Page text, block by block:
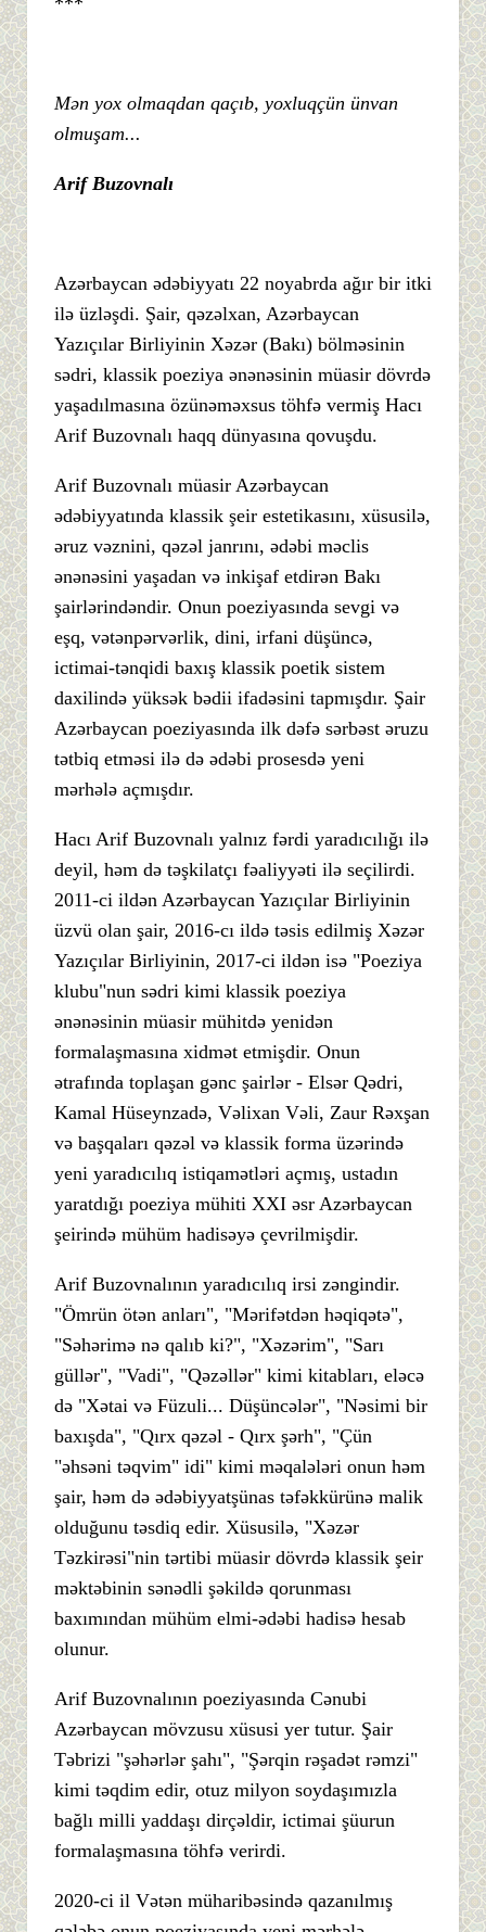
Mən yox olmaqdan qaçıb, yoxluqçün ünvan
olmuşam...
Arif Buzovnalı
Azərbaycan ədəbiyyatı 22 noyabrda ağır bir itki
ilə üzləşdi. Şair, qəzəlxan, Azərbaycan
Yazıçılar Birliyinin Xəzər (Bakı) bölməsinin
sədri, klassik poeziya ənənəsinin müasir dövrdə
yaşadılmasına özünəməxsus töhfə vermiş Hacı
Arif Buzovnalı haqq dünyasına qovuşdu.
Arif Buzovnalı müasir Azərbaycan
ədəbiyyatında klassik şeir estetikasını, xüsusilə,
əruz vəznini, qəzəl janrını, ədəbi məclis
ənənəsini yaşadan və inkişaf etdirən Bakı
şairlərindəndir. Onun poeziyasında sevgi və
eşq, vətənpərvərlik, dini, irfani düşüncə,
ictimai-tənqidi baxış klassik poetik sistem
daxilində yüksək bədii ifadəsini tapmışdır. Şair
Azərbaycan poeziyasında ilk dəfə sərbəst əruzu
tətbiq etməsi ilə də ədəbi prosesdə yeni
mərhələ açmışdır.
Hacı Arif Buzovnalı yalnız fərdi yaradıcılığı ilə
deyil, həm də təşkilatçı fəaliyyəti ilə seçilirdi.
2011-ci ildən Azərbaycan Yazıçılar Birliyinin
üzvü olan şair, 2016-cı ildə təsis edilmiş Xəzər
Yazıçılar Birliyinin, 2017-ci ildən isə "Poeziya
klubu"nun sədri kimi klassik poeziya
ənənəsinin müasir mühitdə yenidən
formalaşmasına xidmət etmişdir. Onun
ətrafında toplaşan gənc şairlər - Elsər Qədri,
Kamal Hüseynzadə, Vəlixan Vəli, Zaur Rəxşan
və başqaları qəzəl və klassik forma üzərində
yeni yaradıcılıq istiqamətləri açmış, ustadın
yaratdığı poeziya mühiti XXI əsr Azərbaycan
şeirində mühüm hadisəyə çevrilmişdir.
Arif Buzovnalının yaradıcılıq irsi zəngindir.
"Ömrün ötən anları", "Mərifətdən həqiqətə",
"Səhərimə nə qalıb ki?", "Xəzərim", "Sarı
güllər", "Vadi", "Qəzəllər" kimi kitabları, eləcə
də "Xətai və Füzuli... Düşüncələr", "Nəsimi bir
baxışda", "Qırx qəzəl - Qırx şərh", "Çün
"əhsəni təqvim" idi" kimi məqalələri onun həm
şair, həm də ədəbiyyatşünas təfəkkürünə malik
olduğunu təsdiq edir. Xüsusilə, "Xəzər
Təzkirəsi"nin tərtibi müasir dövrdə klassik şeir
məktəbinin sənədli şəkildə qorunması
baxımından mühüm elmi-ədəbi hadisə hesab
olunur.
Arif Buzovnalının poeziyasında Cənubi
Azərbaycan mövzusu xüsusi yer tutur. Şair
Təbrizi "şəhərlər şahı", "Şərqin rəşadət rəmzi"
kimi təqdim edir, otuz milyon soydaşımızla
bağlı milli yaddaşı dirçəldir, ictimai şüurun
formalaşmasına töhfə verirdi.
2020-ci il Vətən müharibəsində qazanılmış